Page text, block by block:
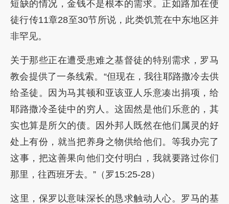
短缺的情况，金钱不是根本的需求。正如路加在使
徒行传11章28至30节所说，此类饥荒在中东地区并
非罕见。
关于那些正在遭受患难之基督徒的特别需求，罗马
教会提供了一条线索。“但现在，我往耶路撒冷去供
给圣徒。因为马其顿和亚该亚人乐意凑出捐项，给
耶路撒冷圣徒中的穷人。这固然是他们乐意的，其
实也算是所欠的债。因外邦人既然在他们属灵的好
处上有份，就当把养身之物供给他们。等我办完了
这事，把这善果向他们交付明白，我就要路过你们
那里，往西班牙去。”（罗15:25-28）
这里，保罗以意味深长的恳求触动人心。罗马的基